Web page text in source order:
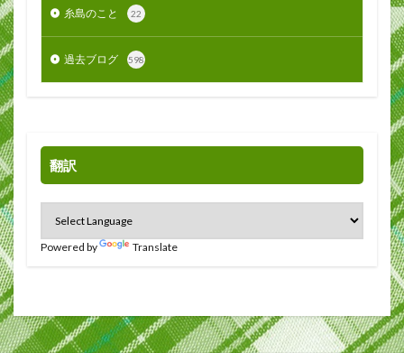
糸島のこと 22
過去ブログ 598
翻訳
Powered by Translate